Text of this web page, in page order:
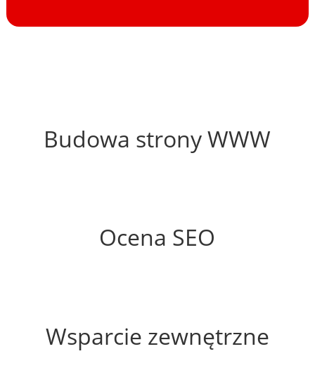
Budowa strony WWW
Ocena SEO
Wsparcie zewnętrzne